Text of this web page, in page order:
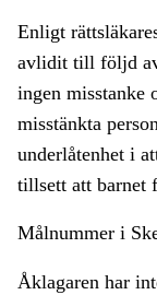
Enligt
avlidit till följd
ingen misstanke
misstänkta
underlåtenhet i
tillsett att barnet
Målnummer i
Åklagaren har